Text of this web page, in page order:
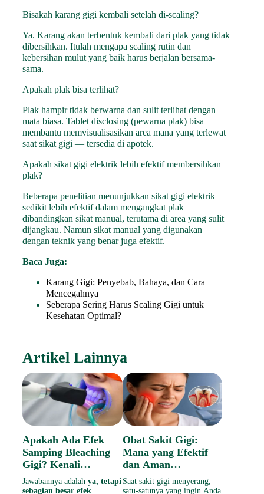
Bisakah karang gigi kembali setelah di-scaling?
Ya. Karang akan terbentuk kembali dari plak yang tidak
dibersihkan. Itulah mengapa scaling rutin dan
kebersihan mulut yang baik harus berjalan bersama-
sama.
Apakah plak bisa terlihat?
Plak hampir tidak berwarna dan sulit terlihat dengan
mata biasa. Tablet disclosing (pewarna plak) bisa
membantu memvisualisasikan area mana yang terlewat
saat sikat gigi — tersedia di apotek.
Apakah sikat gigi elektrik lebih efektif membersihkan
plak?
Beberapa penelitian menunjukkan sikat gigi elektrik
sedikit lebih efektif dalam mengangkat plak
dibandingkan sikat manual, terutama di area yang sulit
dijangkau. Namun sikat manual yang digunakan
dengan teknik yang benar juga efektif.
Baca Juga:
Karang Gigi: Penyebab, Bahaya, dan Cara
Mencegahnya
Seberapa Sering Harus Scaling Gigi untuk
Kesehatan Optimal?
Artikel Lainnya
Apakah Ada Efek
Samping Bleaching
Gigi? Kenali
Penyebab, Cara
Mengatasi, dan
Jawabannya adalahya, tetapi
sebagian besar efek
Obat Sakit Gigi:
Mana yang Efektif
dan Aman
Dikonsumsi
Saat sakit gigi menyerang,
satu-satunya yang ingin Anda